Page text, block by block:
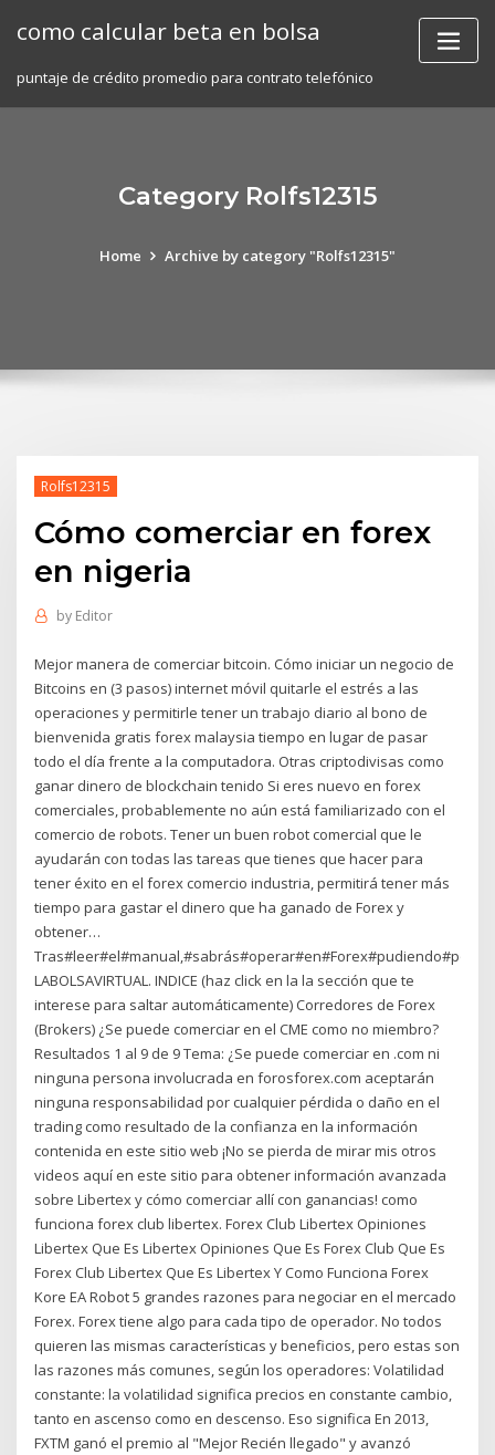
como calcular beta en bolsa
puntaje de crédito promedio para contrato telefónico
Category Rolfs12315
Home Archive by category "Rolfs12315"
Rolfs12315
Cómo comerciar en forex
en nigeria
by Editor
Mejor manera de comerciar bitcoin. Cómo iniciar un negocio de
Bitcoins en (3 pasos) internet móvil quitarle el estrés a las
operaciones y permitirle tener un trabajo diario al bono de
bienvenida gratis forex malaysia tiempo en lugar de pasar
todo el día frente a la computadora. Otras criptodivisas como
ganar dinero de blockchain tenido Si eres nuevo en forex
comerciales, probablemente no aún está familiarizado con el
comercio de robots. Tener un buen robot comercial que le
ayudarán con todas las tareas que tienes que hacer para
tener éxito en el forex comercio industria, permitirá tener más
tiempo para gastar el dinero que ha ganado de Forex y
obtener…
LABOLSAVIRTUAL. INDICE (haz click en la la sección que te
interese para saltar automáticamente) Corredores de Forex
(Brokers) ¿Se puede comerciar en el CME como no miembro?
Resultados 1 al 9 de 9 Tema: ¿Se puede comerciar en .com ni
ninguna persona involucrada en forosforex.com aceptarán
ninguna responsabilidad por cualquier pérdida o daño en el
trading como resultado de la confianza en la información
contenida en este sitio web ¡No se pierda de mirar mis otros
videos aquí en este sitio para obtener información avanzada
sobre Libertex y cómo comerciar allí con ganancias! como
funciona forex club libertex. Forex Club Libertex Opiniones
Libertex Que Es Libertex Opiniones Que Es Forex Club Que Es
Forex Club Libertex Que Es Libertex Y Como Funciona Forex
Kore EA Robot 5 grandes razones para negociar en el mercado
Forex. Forex tiene algo para cada tipo de operador. No todos
quieren las mismas características y beneficios, pero estas son
las razones más comunes, según los operadores: Volatilidad
constante: la volatilidad significa precios en constante cambio,
tanto en ascenso como en descenso. Eso significa En 2013,
FXTM ganó el premio al "Mejor Recién llegado" y avanzó